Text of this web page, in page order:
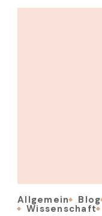
Allgemein Blog
Wissenschaft